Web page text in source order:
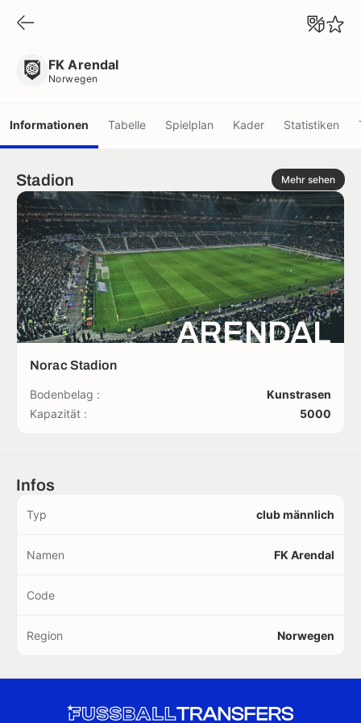
FK Arendal
Norwegen
Informationen Tabelle Spielplan Kader Statistiken
Stadion Mehr sehen
ARENDAL
Norac Stadion
Bodenbelag :
Kunstrasen
Kapazität :
5000
Infos
Typ club männlich
Namen FK Arendal
Code
Region Norwegen